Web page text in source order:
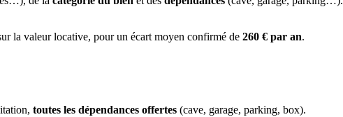
la valeur locative, pour un écart moyen confirmé de 260 € par an.
toutes les dépendances offertes (cave, garage, parking, box).